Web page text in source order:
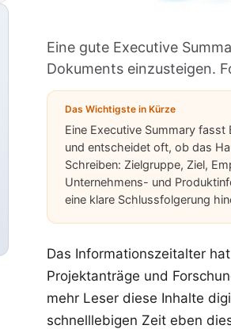
Eine gute Executive
Dokuments einzusteigen.
Das Wichtigste in Kürze
Eine Executive Summary
und entscheidet oft, ob das
Schreiben: Zielgruppe, Ziel,
Unternehmens- und
eine klare Schlussfolgerung
Das Informationszeitalter
Projektanträge und
mehr Leser diese Inhalte
schnelllebigen Zeit eben